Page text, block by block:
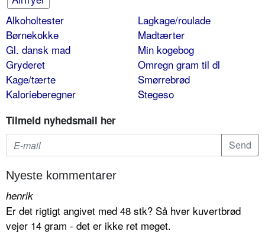
Alkoholtester
Børnekokke
Gl. dansk mad
Gryderet
Kage/tærte
Kalorieberegner
Lagkage/roulade
Madtærter
Min kogebog
Omregn gram til dl
Smørrebrød
Stegeso
Tilmeld nyhedsmail her
Nyeste kommentarer
henrik
Er det rigtigt angivet med 48 stk? Så hver kuvertbrød
vejer 14 gram - det er ikke ret meget.